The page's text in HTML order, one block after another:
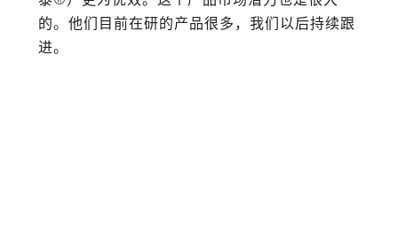
的。他们目前在研的产品很多，我们以后持续跟
进。